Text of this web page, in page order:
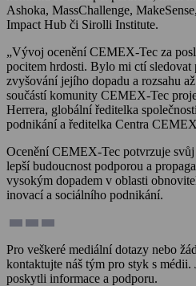
Ashoka, MassChallenge,
Impact Hub či Sirolli Institute.
„Vývoj ocenění CEMEX-Tec za
pocitem hrdosti. Bylo mi ctí sledovat
zvyšování jejího dopadu a rozsahu
součástí komunity CEMEX-Tec
Herrera, globální ředitelka
podnikání a ředitelka Centra
Ocenění CEMEX-Tec potvrzuje
lepší budoucnost podporou a
vysokým dopadem v oblasti
inovací a sociálního podnikání.
Pro veškeré mediální dotazy nebo
kontaktujte náš tým pro styk s médii.
poskytli informace a podporu.